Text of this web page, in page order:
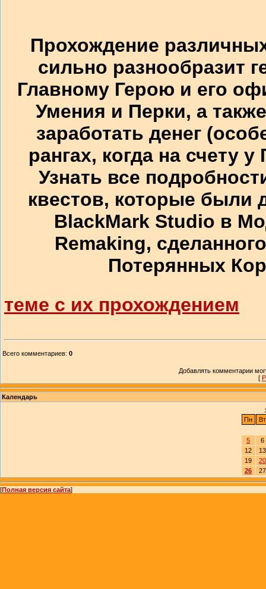
Прохождение
сильно разнообразит
Главному Герою и его
Умения и Перки, а
заработать денег
рангах, когда на счету
Узнать все
квестов, которые были
BlackMark Studio в
Remaking,
Потерянных
теме с их прохождением
Всего комментариев: 0
Добавлять комментарии
[
Календарь
Пн
Вт
5
6
12
13
19
20
26
27
[Полная версия сайта]